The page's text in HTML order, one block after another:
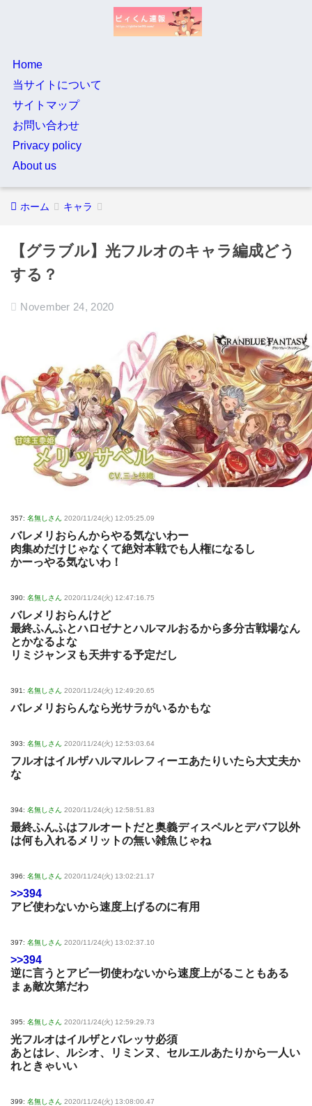
Home
当サイトについて
サイトマップ
お問い合わせ
Privacy policy
About us
ホーム キャラ
【グラブル】光フルオのキャラ編成どう
する？
November 24, 2020
357: 名無しさん 2020/11/24(火) 12:05:25.09
バレメリおらんからやる気ないわー
肉集めだけじゃなくて絶対本戦でも人権になるし
かーっやる気ないわ！
390: 名無しさん 2020/11/24(火) 12:47:16.75
バレメリおらんけど
最終ふんふとハロゼナとハルマルおるから多分古戦場なん
とかなるよな
リミジャンヌも天井する予定だし
391: 名無しさん 2020/11/24(火) 12:49:20.65
バレメリおらんなら光サラがいるかもな
393: 名無しさん 2020/11/24(火) 12:53:03.64
フルオはイルザハルマルレフィーエあたりいたら大丈夫か
な
394: 名無しさん 2020/11/24(火) 12:58:51.83
最終ふんふはフルオートだと奥義ディスペルとデバフ以外
は何も入れるメリットの無い雑魚じゃね
396: 名無しさん 2020/11/24(火) 13:02:21.17
>>394
アビ使わないから速度上げるのに有用
397: 名無しさん 2020/11/24(火) 13:02:37.10
>>394
逆に言うとアビ一切使わないから速度上がることもある
まぁ敵次第だわ
395: 名無しさん 2020/11/24(火) 12:59:29.73
光フルオはイルザとバレッサ必須
あとはレ、ルシオ、リミンヌ、セルエルあたりから一人い
れときゃいい
399: 名無しさん 2020/11/24(火) 13:08:00.47